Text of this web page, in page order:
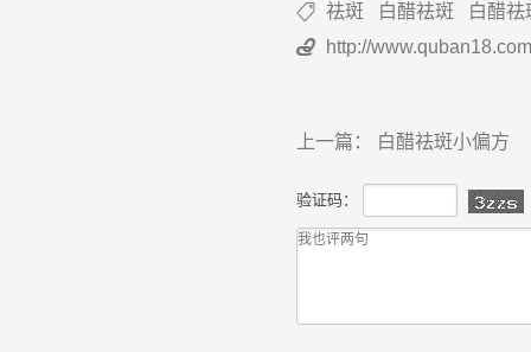
 祛斑 白醋祛斑 白醋祛
 http://
上一篇： 白醋祛斑小偏方
验证码：